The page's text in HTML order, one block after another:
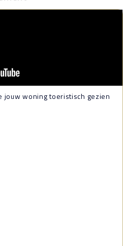
jouw woning toeristisch gezien